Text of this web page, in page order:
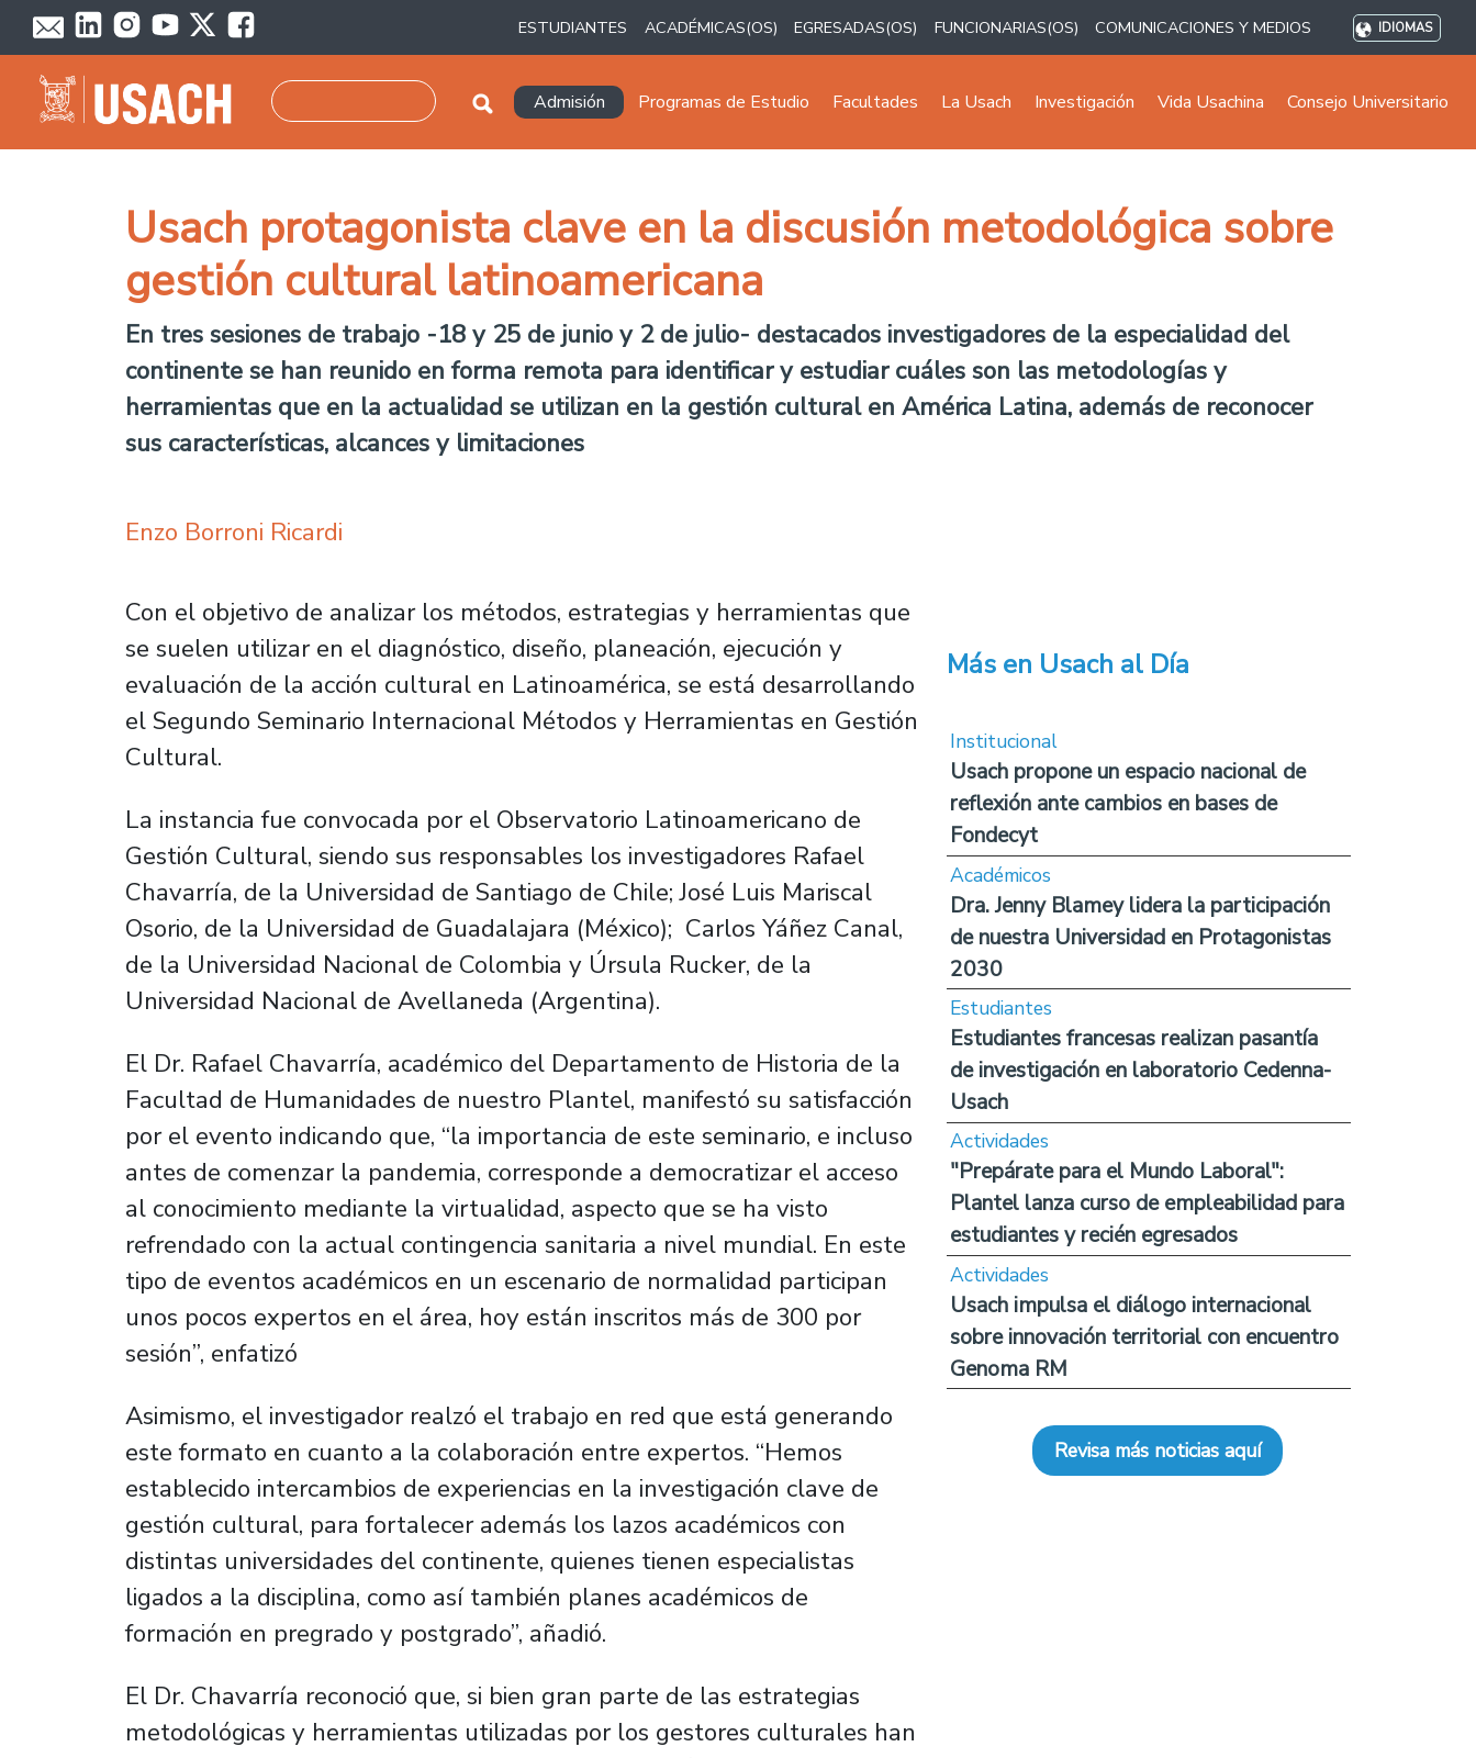
Pasar al contenido principal
ESTUDIANTES ACADÉMICAS(OS) EGRESADAS(OS) FUNCIONARIAS(OS) COMUNICACIONES Y MEDIOS IDIOMAS
Navegación principal
Admisión Programas de Estudio Facultades La Usach Investigación Vida Usachina Consejo Universitario
Usach protagonista clave en la discusión metodológica sobre
gestión cultural latinoamericana
En tres sesiones de trabajo -18 y 25 de junio y 2 de julio- destacados investigadores de la especialidad del
continente se han reunido en forma remota para identificar y estudiar cuáles son las metodologías y
herramientas que en la actualidad se utilizan en la gestión cultural en América Latina, además de reconocer
sus características, alcances y limitaciones
Enzo Borroni Ricardi
Con el objetivo de analizar los métodos, estrategias y herramientas que
se suelen utilizar en el diagnóstico, diseño, planeación, ejecución y
evaluación de la acción cultural en Latinoamérica, se está desarrollando
el Segundo Seminario Internacional Métodos y Herramientas en Gestión
Cultural.
La instancia fue convocada por el Observatorio Latinoamericano de
Gestión Cultural, siendo sus responsables los investigadores Rafael
Chavarría, de la Universidad de Santiago de Chile; José Luis Mariscal
Osorio, de la Universidad de Guadalajara (México); Carlos Yáñez Canal,
de la Universidad Nacional de Colombia y Úrsula Rucker, de la
Universidad Nacional de Avellaneda (Argentina).
El Dr. Rafael Chavarría, académico del Departamento de Historia de la
Facultad de Humanidades de nuestro Plantel, manifestó su satisfacción
por el evento indicando que, “la importancia de este seminario, e incluso
antes de comenzar la pandemia, corresponde a democratizar el acceso
al conocimiento mediante la virtualidad, aspecto que se ha visto
refrendado con la actual contingencia sanitaria a nivel mundial. En este
tipo de eventos académicos en un escenario de normalidad participan
unos pocos expertos en el área, hoy están inscritos más de 300 por
sesión”, enfatizó
Asimismo, el investigador realzó el trabajo en red que está generando
este formato en cuanto a la colaboración entre expertos. “Hemos
establecido intercambios de experiencias en la investigación clave de
gestión cultural, para fortalecer además los lazos académicos con
distintas universidades del continente, quienes tienen especialistas
ligados a la disciplina, como así también planes académicos de
formación en pregrado y postgrado”, añadió.
El Dr. Chavarría reconoció que, si bien gran parte de las estrategias
metodológicas y herramientas utilizadas por los gestores culturales han
Más en Usach al Día
Institucional
Usach propone un espacio nacional de
reflexión ante cambios en bases de
Fondecyt
Académicos
Dra. Jenny Blamey lidera la participación
de nuestra Universidad en Protagonistas
2030
Estudiantes
Estudiantes francesas realizan pasantía
de investigación en laboratorio Cedenna-
Usach
Actividades
"Prepárate para el Mundo Laboral":
Plantel lanza curso de empleabilidad para
estudiantes y recién egresados
Actividades
Usach impulsa el diálogo internacional
sobre innovación territorial con encuentro
Genoma RM
Revisa más noticias aquí